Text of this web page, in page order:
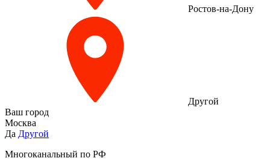
Ростов-на-Дону
Другой
Ваш город
Москва
Да Другой
Многоканальный по РФ